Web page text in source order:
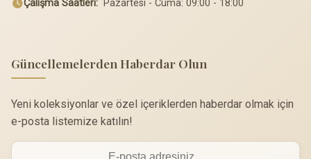
Çalışma Saatleri: Pazartesi - Cuma: 09:00 - 18:00
Güncellemelerden Haberdar Olun
Yeni koleksiyonlar ve özel içeriklerden haberdar olmak için
e-posta listemize katılın!